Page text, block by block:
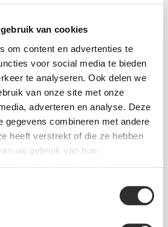
van cookies
om content en advertenties te
voor social media te bieden
te analyseren. Ook delen we
van onze site met onze
adverteren en analyse. Deze
gegevens combineren met andere
heeft verstrekt of die ze hebben
uw gebruik van hun